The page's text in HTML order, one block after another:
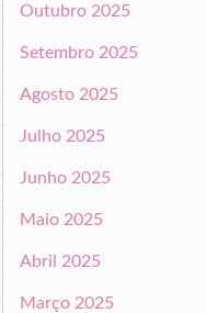
Outubro 2025
Setembro 2025
Agosto 2025
Julho 2025
Junho 2025
Maio 2025
Abril 2025
Março 2025